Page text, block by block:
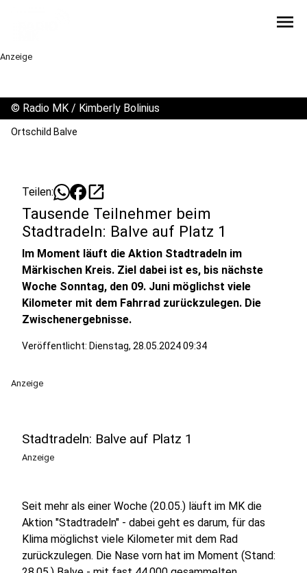
menu
Anzeige
© Radio MK / Kimberly Bolinius
Ortschild Balve
Teilen: open_in_new
Tausende Teilnehmer beim
Stadtradeln: Balve auf Platz 1
Im Moment läuft die Aktion Stadtradeln im
Märkischen Kreis. Ziel dabei ist es, bis nächste
Woche Sonntag, den 09. Juni möglichst viele
Kilometer mit dem Fahrrad zurückzulegen. Die
Zwischenergebnisse.
Veröffentlicht: Dienstag, 28.05.2024 09:34
Anzeige
Stadtradeln: Balve auf Platz 1
Anzeige
Seit mehr als einer Woche (20.05.) läuft im MK die
Aktion "Stadtradeln" - dabei geht es darum, für das
Klima möglichst viele Kilometer mit dem Rad
zurückzulegen. Die Nase vorn hat im Moment (Stand: